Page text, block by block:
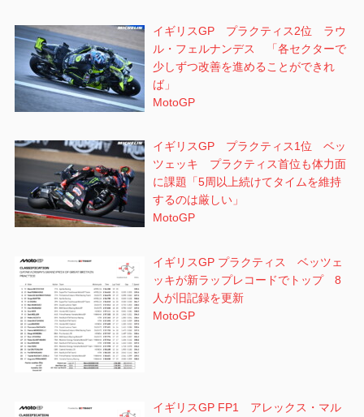
イギリスGP プラクティス2位 ラウ
ル・フェルナンデス 「各セクターで
少しずつ改善を進めることができれ
ば」
MotoGP
イギリスGP プラクティス1位 ベッ
ツェッキ プラクティス首位も体力面
に課題「5周以上続けてタイムを維持
するのは厳しい」
MotoGP
イギリスGP プラクティス ベッツェ
ッキが新ラップレコードでトップ 8
人が旧記録を更新
MotoGP
イギリスGP FP1 アレックス・マル